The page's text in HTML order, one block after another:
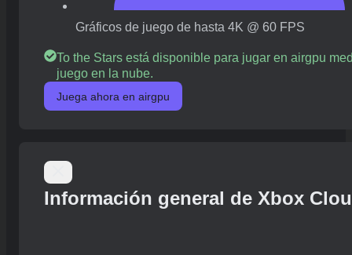
Gráficos de juego de hasta 4K @ 60 FPS
To the Stars está disponible para jugar en airgpu
juego en la nube.
Juega ahora en airgpu
Información general de Xbox